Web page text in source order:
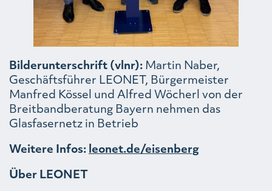
Bilderunterschrift (vlnr): Martin Naber,
Geschäftsführer LEONET, Bürgermeister
Manfred Kössel und Alfred Wöcherl von der
Breitbandberatung Bayern nehmen das
Glasfasernetz in Betrieb
Weitere Infos: leonet.de/eisenberg
Über LEONET